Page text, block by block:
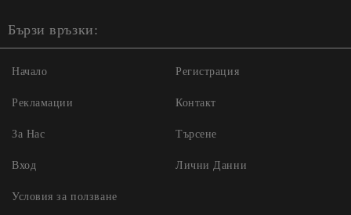
Бързи връзки:
Начало
Рекламации
За Нас
Вход
Регистрация
Контакт
Търсене
Лични Данни
Условия за ползване